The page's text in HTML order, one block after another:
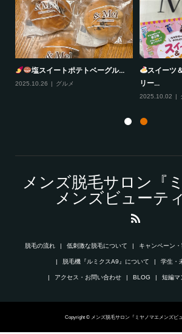
塩スイートポテトベーグル...
2025.10.26 グルメ
スイーツ
リー...
2025.10.02
メンズ脱毛サロン『
メンズビューティ
脱毛の流れ 低刺激な脱毛について キャンペーン・
脱毛機『ルミクスA9』について 学生・
アクセス・お問い合わせ BLOG 短編マ
Copyright © メンズ脱毛サロン『ミヤノマエメンズビ